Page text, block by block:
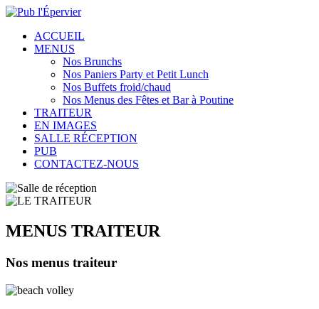
ACCUEIL
MENUS
Nos Brunchs
Nos Paniers Party et Petit Lunch
Nos Buffets froid/chaud
Nos Menus des Fêtes et Bar à Poutine
TRAITEUR
EN IMAGES
SALLE RÉCEPTION
PUB
CONTACTEZ-NOUS
MENUS TRAITEUR
Nos menus traiteur